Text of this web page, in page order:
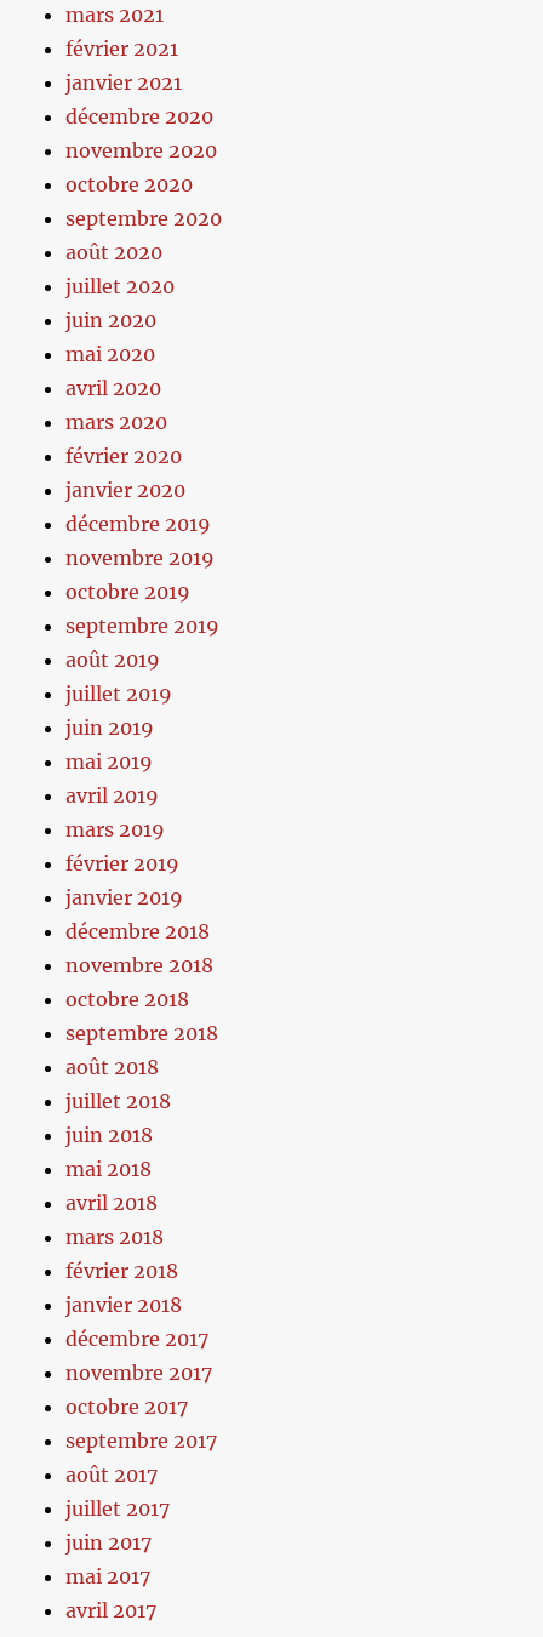
mars 2021
février 2021
janvier 2021
décembre 2020
novembre 2020
octobre 2020
septembre 2020
août 2020
juillet 2020
juin 2020
mai 2020
avril 2020
mars 2020
février 2020
janvier 2020
décembre 2019
novembre 2019
octobre 2019
septembre 2019
août 2019
juillet 2019
juin 2019
mai 2019
avril 2019
mars 2019
février 2019
janvier 2019
décembre 2018
novembre 2018
octobre 2018
septembre 2018
août 2018
juillet 2018
juin 2018
mai 2018
avril 2018
mars 2018
février 2018
janvier 2018
décembre 2017
novembre 2017
octobre 2017
septembre 2017
août 2017
juillet 2017
juin 2017
mai 2017
avril 2017